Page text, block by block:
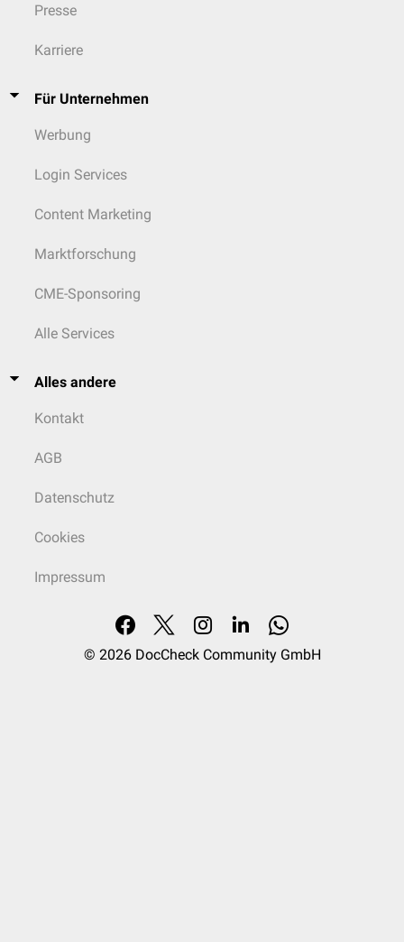
Presse
Karriere
Für Unternehmen
Werbung
Login Services
Content Marketing
Marktforschung
CME-Sponsoring
Alle Services
Alles andere
Kontakt
AGB
Datenschutz
Cookies
Impressum
© 2026 DocCheck Community GmbH